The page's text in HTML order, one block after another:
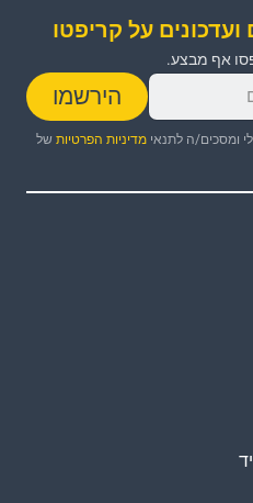
על קריפטו
אף מבצע.
הירשמו
ומסכים/ה לתנאימדיניות הפרטיות של